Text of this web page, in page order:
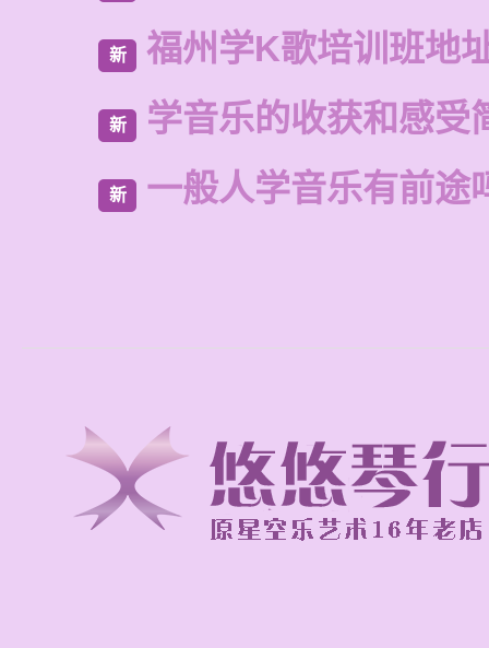
新 福州学K歌培训班地
新 学音乐的收获和感受
新 一般人学音乐有前途